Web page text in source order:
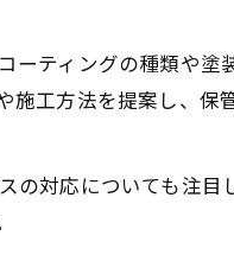
ーティングの種類や塗
施工方法を提案し、保
の対応についても注目